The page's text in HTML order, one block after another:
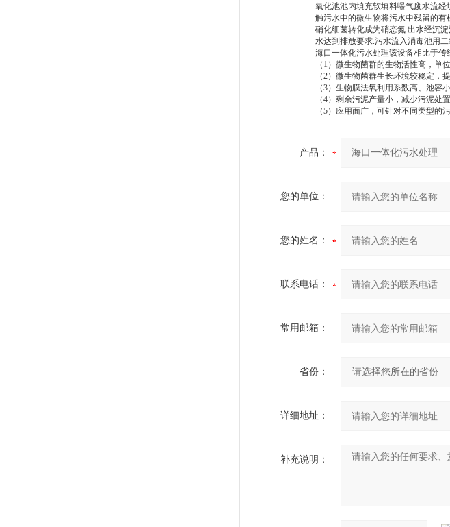
氧化池池内填充软填料曝气废水流
触污水中的微生物将污水中残留的
硝化细菌转化成为硝态氮.出水经沉
水达到排放要求.污水流入消毒池用
海口一体化污水处理该设备相比于传
（1）微生物菌群的生物活性高，单
（2）微生物菌群生长环境较稳定，
（3）生物膜法氧利用系数高、池容
（4）剩余污泥产量小，减少污泥处
（5）应用面广，可针对不同类型的
产品：
您的单位：
您的姓名：
联系电话：
常用邮箱：
省份：
详细地址：
补充说明：